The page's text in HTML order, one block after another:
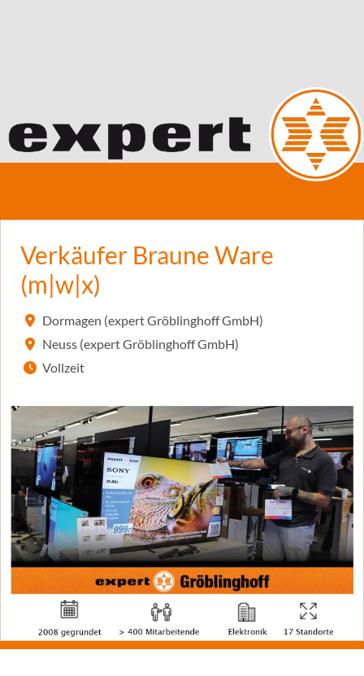
Verkäufer Braune Ware
(m|w|x)
Dormagen (expert Gröblinghoff GmbH)
Neuss (expert Gröblinghoff GmbH)
Vollzeit